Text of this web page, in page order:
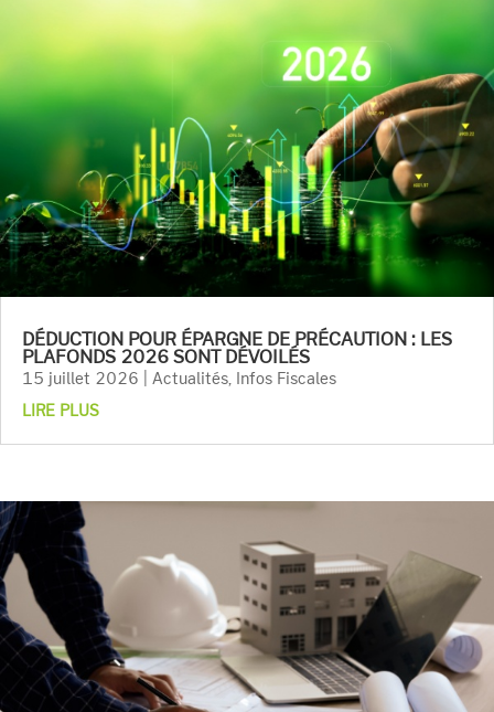
DÉDUCTION POUR ÉPARGNE DE PRÉCAUTION : LES
PLAFONDS 2026 SONT DÉVOILÉS
15 juillet 2026 Actualités
Infos Fiscales
LIRE PLUS